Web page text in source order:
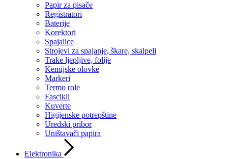
Papir za pisače
Registratori
Baterije
Korektori
Spajalice
Strojevi za spajanje, škare, skalpeli
Trake ljepljive, folije
Kemijske olovke
Markeri
Termo role
Fascikli
Kuverte
Higijenske potrepštine
Uredski pribor
Uništavači papira
Elektronika